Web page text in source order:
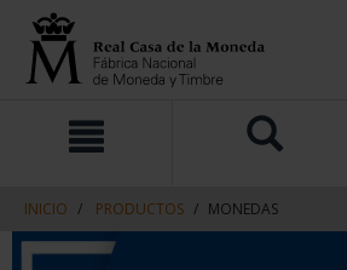
contenido
navegacin
INICIO PRODUCTOS MONEDAS